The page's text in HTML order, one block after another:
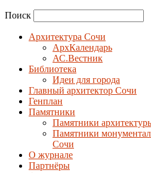
Поиск
Архитектура Сочи
АрхКалендарь
АС.Вестник
Библиотека
Идеи для города
Главный архитектор Сочи
Генплан
Памятники
Памятники
Памятники
Сочи
О журнале
Партнёры